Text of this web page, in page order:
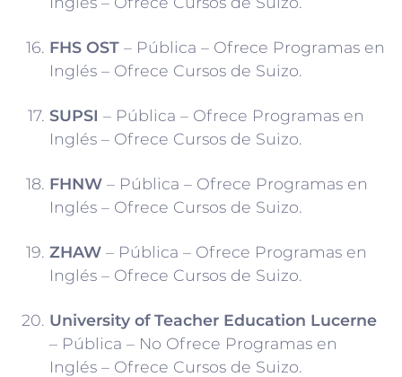
FHS OST – Pública – Ofrece Programas en
Inglés – Ofrece Cursos de Suizo.
SUPSI – Pública – Ofrece Programas en
Inglés – Ofrece Cursos de Suizo.
FHNW – Pública – Ofrece Programas en
Inglés – Ofrece Cursos de Suizo.
ZHAW – Pública – Ofrece Programas en
Inglés – Ofrece Cursos de Suizo.
University of Teacher Education Lucerne
– Pública – No Ofrece Programas en
Inglés – Ofrece Cursos de Suizo.